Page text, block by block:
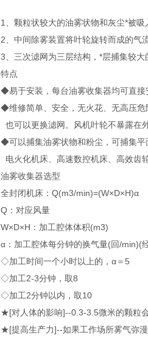
1、颗粒状较大的油雾状物和灰尘*被
2、中间除雾装置将叶轮旋转而成的气
3、三次滤网为三层结构，*层捕集较大
特点
◆易于安装，每台油雾收集器均可直接
◆维修简单、安全，无火花、无高压危
也可以更换滤网。风机叶轮不暴露在
◆可以捕集油雾状物和粉尘，可捕集
电火化机床、高速数控机床、高效齿
油雾收集器选型
全封闭机床：Q(m3/min)=(W×D×H)α
Q：对应风量
W×D×H：加工腔体体积(m3)
α：加工腔体每分钟的换气量(回/min)(
◇加工时间一个小时以上的，α＝5
◇加工2-3分钟，取8
◇加工2分钟以内，取10
★[对人体的影响]--0.3-3.5微米的颗粒
★[提高生产力]--如果工作场所雾气弥漫